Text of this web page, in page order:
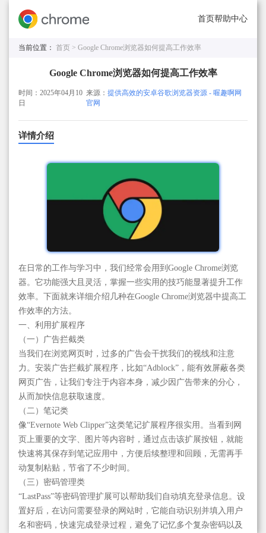
首页帮助中心
当前位置： 首页 > Google Chrome浏览器如何提高工作效率
Google Chrome浏览器如何提高工作效率
时间：2025年04月10
日
来源：提供高效的安卓谷歌浏览器资源 - 喔趣啊网
官网
详情介绍
在日常的工作与学习中，我们经常会用到Google Chrome浏览
器。它功能强大且灵活，掌握一些实用的技巧能显著提升工作
效率。下面就来详细介绍几种在Google Chrome浏览器中提高工
作效率的方法。
一、利用扩展程序
（一）广告拦截类
当我们在浏览网页时，过多的广告会干扰我们的视线和注意
力。安装广告拦截扩展程序，比如“Adblock”，能有效屏蔽各类
网页广告，让我们专注于内容本身，减少因广告带来的分心，
从而加快信息获取速度。
（二）笔记类
像“Evernote Web Clipper”这类笔记扩展程序很实用。当看到网
页上重要的文字、图片等内容时，通过点击该扩展按钮，就能
快速将其保存到笔记应用中，方便后续整理和回顾，无需再手
动复制粘贴，节省了不少时间。
（三）密码管理类
“LastPass”等密码管理扩展可以帮助我们自动填充登录信息。设
置好后，在访问需要登录的网站时，它能自动识别并填入用户
名和密码，快速完成登录过程，避免了记忆多个复杂密码以及